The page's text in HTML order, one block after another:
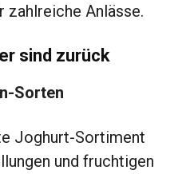
zahlreiche Anlässe.
sind zurück
Sorten
Joghurt-Sortiment
und fruchtigen